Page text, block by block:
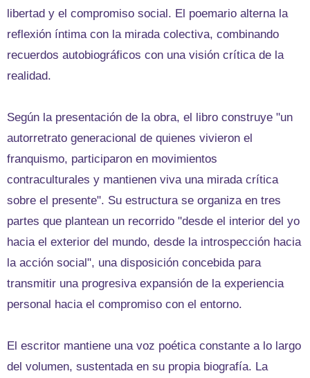
libertad y el compromiso social. El poemario alterna la
reflexión íntima con la mirada colectiva, combinando
recuerdos autobiográficos con una visión crítica de la
realidad.
Según la presentación de la obra, el libro construye "un
autorretrato generacional de quienes vivieron el
franquismo, participaron en movimientos
contraculturales y mantienen viva una mirada crítica
sobre el presente". Su estructura se organiza en tres
partes que plantean un recorrido "desde el interior del yo
hacia el exterior del mundo, desde la introspección hacia
la acción social", una disposición concebida para
transmitir una progresiva expansión de la experiencia
personal hacia el compromiso con el entorno.
El escritor mantiene una voz poética constante a lo largo
del volumen, sustentada en su propia biografía. La